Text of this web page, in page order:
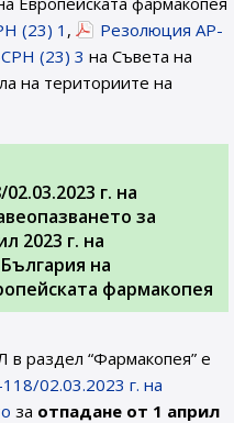
(23) 1 ,
Резолюция AP-
(23) 3 на Съвета на
на териториите на
г. на
за
2023 г. на
на
фармакопея
раздел “Фармакопея” е
02.03.2023 г. на
за отпадане от 1 април